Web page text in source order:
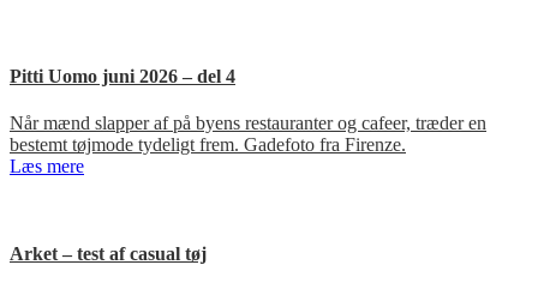
Pitti Uomo juni 2026 – del 4
Når mænd slapper af på byens restauranter og cafeer, træder en
bestemt tøjmode tydeligt frem. Gadefoto fra Firenze.
Læs mere
Arket – test af casual tøj